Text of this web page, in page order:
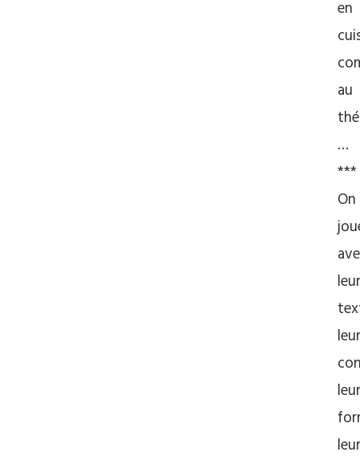
en
au
…
***
On
leur
leur
leur
leur